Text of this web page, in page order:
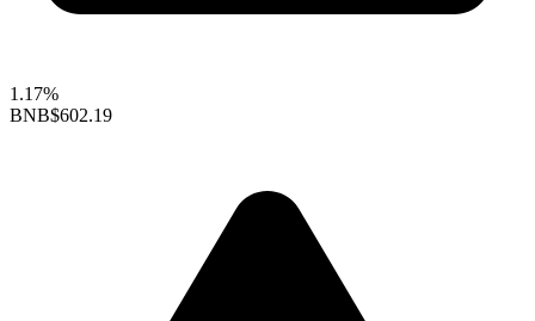
1.17%
BNB$602.19